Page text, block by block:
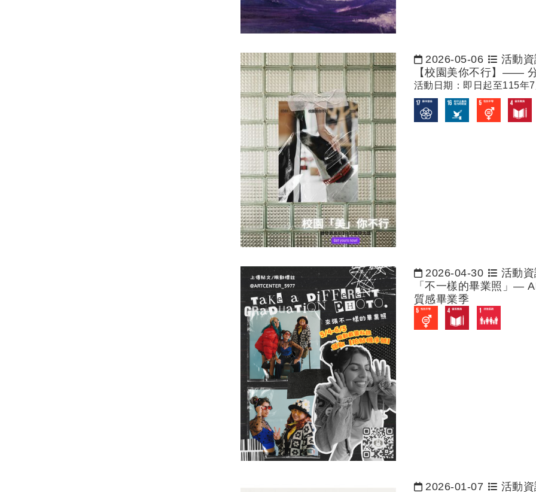
日期：
2026-05-06
活動
【校園美你不行】——
活動日期：即日起至115年7
日期：
2026-04-30
活動
「不一樣的畢業照」—
質感畢業季
2026-01-07
活動